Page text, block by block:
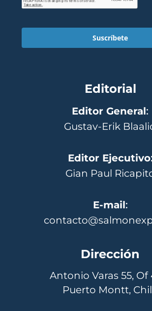
Suscríbete
Editorial
Editor General:
Gustav-Erik
Editor Ejecutivo:
Gian Paul
E-mail:
Dirección
Antonio Varas 55, Of
Puerto Montt,